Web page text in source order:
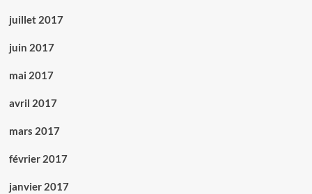
juillet 2017
juin 2017
mai 2017
avril 2017
mars 2017
février 2017
janvier 2017